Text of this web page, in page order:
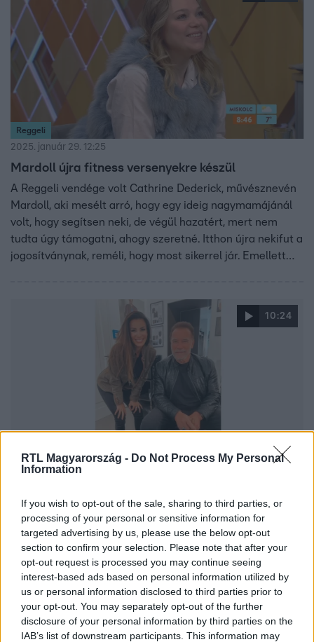
RTL Magyarország - Do Not Process My Personal
Information
If you wish to opt-out of the sale, sharing to third parties, or
processing of your personal or sensitive information for
targeted advertising by us, please use the below opt-out
section to confirm your selection. Please note that after your
opt-out request is processed you may continue seeing
interest-based ads based on personal information utilized by
us or personal information disclosed to third parties prior to
your opt-out. You may separately opt-out of the further
disclosure of your personal information by third parties on the
IAB’s list of downstream participants. This information may
Reggeli
2025. január 29. 12:25
Mardoll újra fitness versenyekre készül
A Reggeli vendége volt Cathrine Dederick, művésznevén
Mardoll, aki mesélt arró, hogy egy ideig nagymamájánál
volt, hogy segítsen neki, de végül hazatért, mert nem
tudta úgy támogatni, ahogy szeretné. Itthon újra nekifut a
jogosítványnak, reméli, hogy most sikerrel jár. Emellett
10:24
Reggeli
2024. szeptember 26. 9:16
Schwarzenegger otthonába?
A világbajnok bikini-fitneszmodell gyermekkorában egy
kis rózsaszín füzetbe írta le álmait, vágyait, ezek közt volt
például családi ház és autó is. Már több vágyát sikerült
valóra váltani, például azt is, hogy Arnold
Schwarzeneggerrel találkozzon. Ez olyannyira sikerült,
hogy még a karácsonyt is nála töltötte és ajándékot is
kapott. A Reggeliben elmesélte az egész történetet, ahol